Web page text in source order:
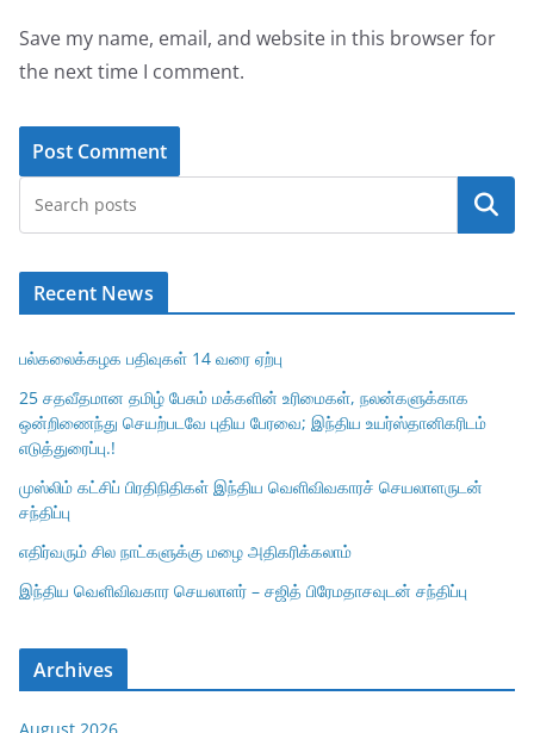
Save my name, email, and website in this browser for
the next time I comment.
Search
Recent News
பல்கலைக்கழக பதிவுகள் 14 வரை ஏற்பு
25 சதவீதமான தமிழ் பேசும் மக்களின் உரிமைகள், நலன்களுக்காக
ஒன்றிணைந்து செயற்படவே புதிய பேரவை; இந்திய உயர்ஸ்தானிகரிடம்
எடுத்துரைப்பு.!
முஸ்லிம் கட்சிப் பிரதிநிதிகள் இந்திய வெளிவிவகாரச் செயலாளருடன்
சந்திப்பு
எதிர்வரும் சில நாட்களுக்கு மழை அதிகரிக்கலாம்
இந்திய வெளிவிவகார செயலாளர் – சஜித் பிரேமதாசவுடன் சந்திப்பு
Archives